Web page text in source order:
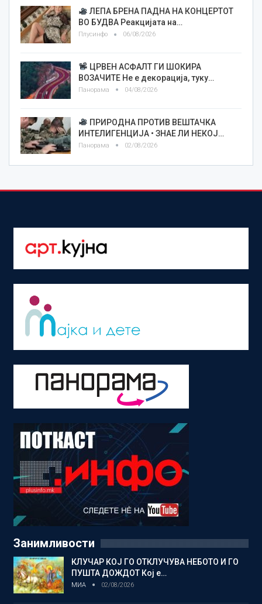
ЛЕПА БРЕНА ПАДНА НА КОНЦЕРТОТ
ВО БУДВА Реакцијата на…
Плусинфо 06/08/2026
ЦРВЕН АСФАЛТ ГИ ШОКИРА
ВОЗАЧИТЕ Не е декорација, туку…
Панорама 04/08/2026
ПРИРОДНА ПРОТИВ ВЕШТАЧКА
ИНТЕЛИГЕНЦИЈА • ЗНАЕ ЛИ НЕКОЈ…
Панорама 02/08/2026
Занимливости
КЛУЧАР КОЈ ГО ОТКЛУЧУВА НЕБОТО И ГО
ПУШТА ДОЖДОТ Кој е…
МИА 02/08/2026